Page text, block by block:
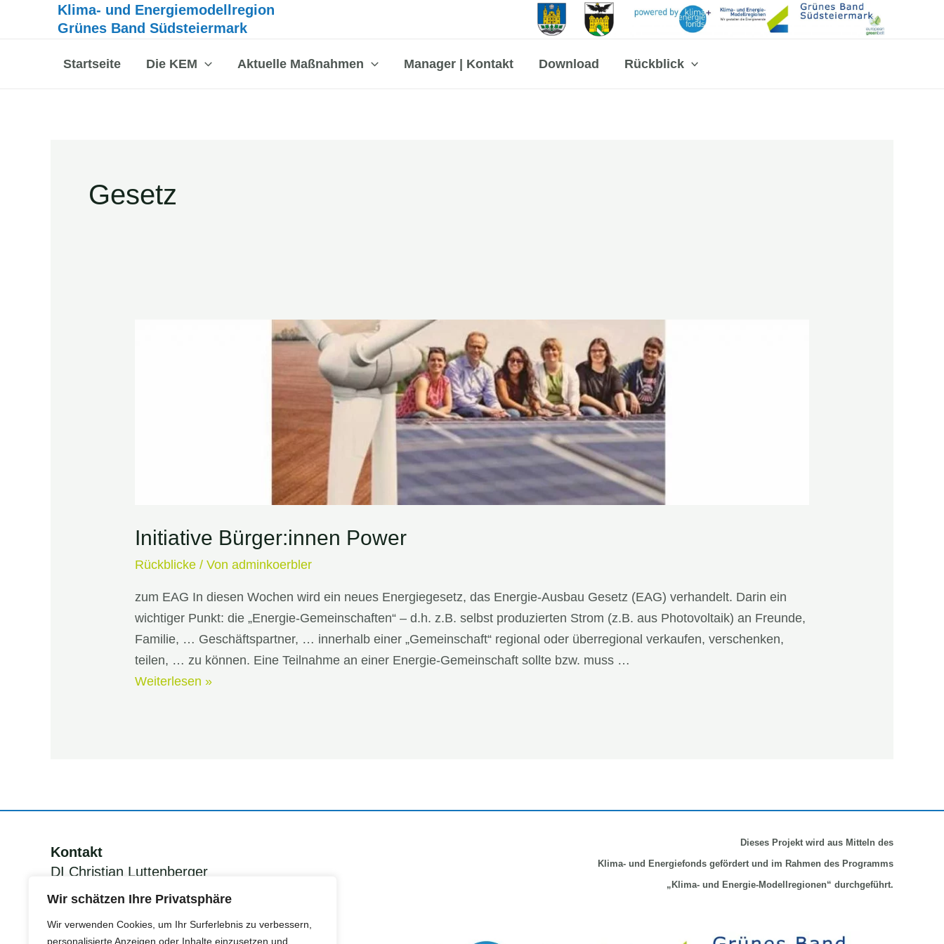
Wir schätzen Ihre Privatsphäre
Wir verwenden Cookies, um Ihr Surferlebnis zu verbessern,
personalisierte Anzeigen oder Inhalte einzusetzen und
Klima- und Energiemodellregion
Grünes Band Südsteiermark
Startseite Die KEM Aktuelle Maßnahmen Manager | Kontakt Download Rückblick
Gesetz
Initiative Bürger:innen Power
Rückblicke / Vonadminkoerbler
zum EAG In diesen Wochen wird ein neues Energiegesetz, das Energie-Ausbau Gesetz (EAG) verhandelt. Darin ein
wichtiger Punkt: die „Energie-Gemeinschaften“ – d.h. z.B. selbst produzierten Strom (z.B. aus Photovoltaik) an Freunde,
Familie, … Geschäftspartner, … innerhalb einer „Gemeinschaft“ regional oder überregional verkaufen, verschenken,
teilen, … zu können. Eine Teilnahme an einer Energie-Gemeinschaft sollte bzw. muss …
Initiative
Weiterlesen »
Kontakt
DI Christian Luttenberger
KEM Manager Grünes Band
Dieses Projekt wird aus Mitteln des
Klima- und Energiefonds gefördert und im Rahmen des Programms
„Klima- und Energie-Modellregionen“ durchgeführt.